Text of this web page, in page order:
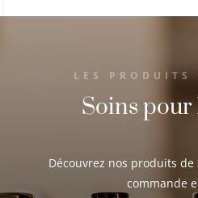
LES PRODUITS
Soins
Découvrez nos produits
commande